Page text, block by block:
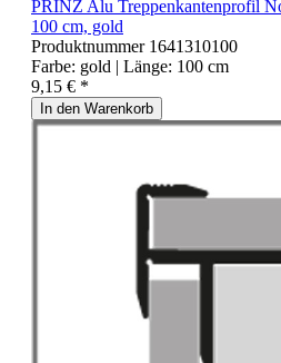
PRINZ Alu Treppenkantenprofil
100 cm, gold
Produktnummer 1641310100
Farbe: gold | Länge: 100 cm
9,15 € *
In den Warenkorb